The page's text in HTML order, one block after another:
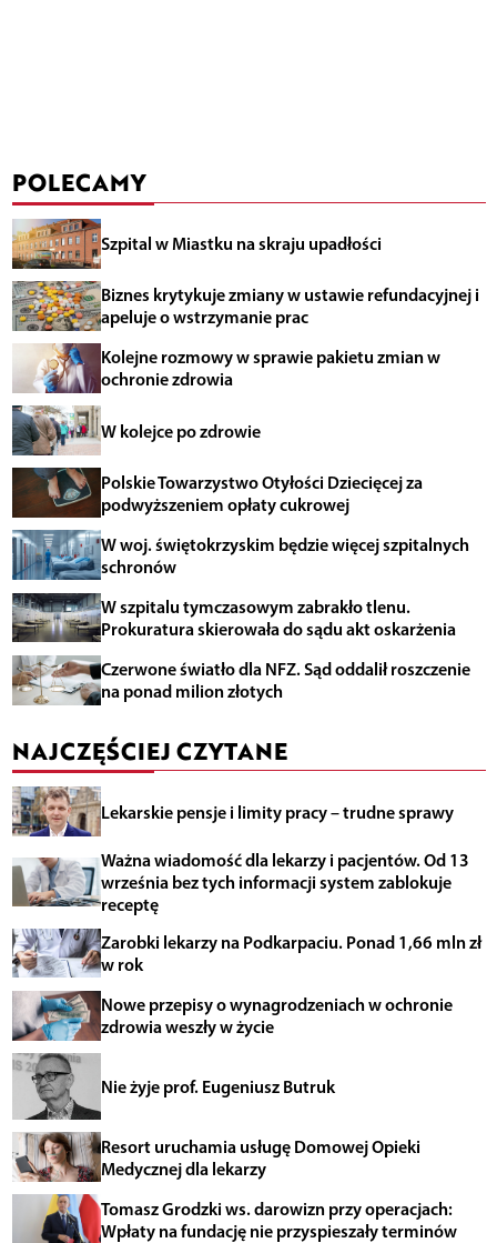
POLECAMY
Szpital w Miastku na skraju upadłości
Biznes krytykuje zmiany w ustawie refundacyjnej i
apeluje o wstrzymanie prac
Kolejne rozmowy w sprawie pakietu zmian w
ochronie zdrowia
W kolejce po zdrowie
Polskie Towarzystwo Otyłości Dziecięcej za
podwyższeniem opłaty cukrowej
W woj. świętokrzyskim będzie więcej szpitalnych
schronów
W szpitalu tymczasowym zabrakło tlenu.
Prokuratura skierowała do sądu akt oskarżenia
Czerwone światło dla NFZ. Sąd oddalił roszczenie
na ponad milion złotych
NAJCZĘŚCIEJ CZYTANE
Lekarskie pensje i limity pracy – trudne sprawy
Ważna wiadomość dla lekarzy i pacjentów. Od 13
września bez tych informacji system zablokuje
receptę
Zarobki lekarzy na Podkarpaciu. Ponad 1,66 mln zł
w rok
Nowe przepisy o wynagrodzeniach w ochronie
zdrowia weszły w życie
Nie żyje prof. Eugeniusz Butruk
Resort uruchamia usługę Domowej Opieki
Medycznej dla lekarzy
Tomasz Grodzki ws. darowizn przy operacjach:
Wpłaty na fundację nie przyspieszały terminów